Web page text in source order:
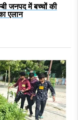
जनपद में बच्चों की
एलान